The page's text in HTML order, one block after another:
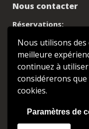
Nous utilisons
meilleure
continuez à
considérerons que
cookies.
Paramètres de
Nous contacter
Réservations:
lemarlea@orange.fr
Adresse
Hôtel bar restaurant
4, rue de Brest
29590 Pont-de-